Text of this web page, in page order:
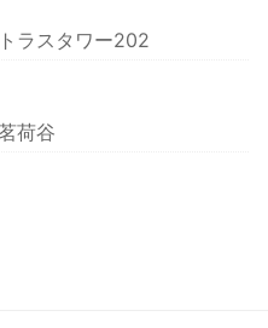
ラスタワー202
荷谷